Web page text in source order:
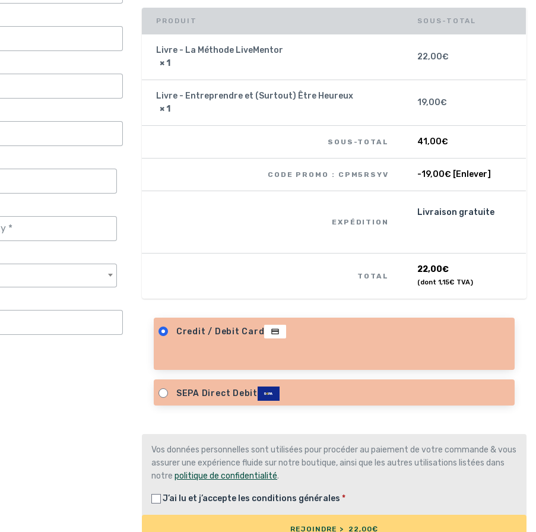
PRODUIT SOUS-TOTAL
Livre - La Méthode LiveMentor
× 1
22,00€
Livre - Entreprendre et (Surtout) Être Heureux
× 1
19,00€
SOUS-TOTAL 41,00€
CODE PROMO : CPM5RSYV -19,00€ [Enlever]
EXPÉDITION
Livraison gratuite
TOTAL
22,00€
(dont1,15€ TVA)
Credit / Debit Card
SEPA Direct Debit
Vos données personnelles sont utilisées pour procéder au paiement de votre commande & vous
assurer une expérience fluide sur notre boutique, ainsi que les autres utilisations listées dans
notrepolitique de confidentialité.
J’ai lu et j’accepte les conditions générales *
REJOINDRE > 22,00€